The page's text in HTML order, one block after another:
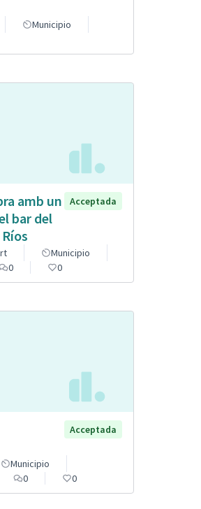
Municipio
amb un
bar del
Acceptada
Municipio
0 0
Acceptada
Municipio
0 0